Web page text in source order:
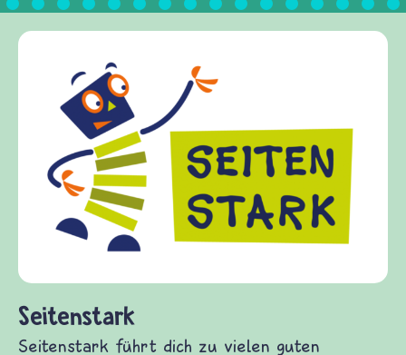
Frieden Fragen
frieden-fragen.de ist ein Internet-Angebot für
Kinder, Eltern und ErzieherInnen das zu
Fragen von Krieg und Frieden, Streit und
Gewalt informiert und einen Austausch zu
diesem Themenbereich ermöglicht. frieden-
fragen.de bietet Antworten auf wichtige
und Frieden, Streit und Gewalt.